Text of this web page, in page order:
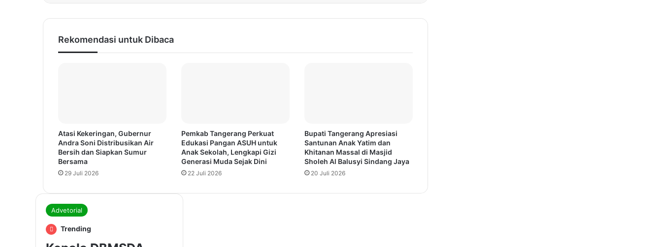
Rekomendasi untuk Dibaca
Atasi Kekeringan, Gubernur
Andra Soni Distribusikan Air
Bersih dan Siapkan Sumur
Bersama
29 Juli 2026
Pemkab Tangerang Perkuat
Edukasi Pangan ASUH untuk
Anak Sekolah, Lengkapi Gizi
Generasi Muda Sejak Dini
22 Juli 2026
Bupati Tangerang Apresiasi
Santunan Anak Yatim dan
Khitanan Massal di Masjid
Sholeh Al Balusyi Sindang Jaya
20 Juli 2026